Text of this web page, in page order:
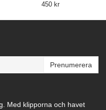
450 kr
Prenumerera
Med klipporna och havet